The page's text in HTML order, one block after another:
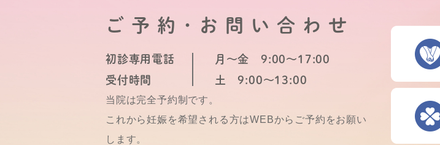
ご予約･お問い合わせ
初診専用電話
受付時間
月～金 9:00～17:00
土 9:00～13:00
当院は完全予約制です。
これから妊娠を希望される方はWEBからご予約をお願い
します。